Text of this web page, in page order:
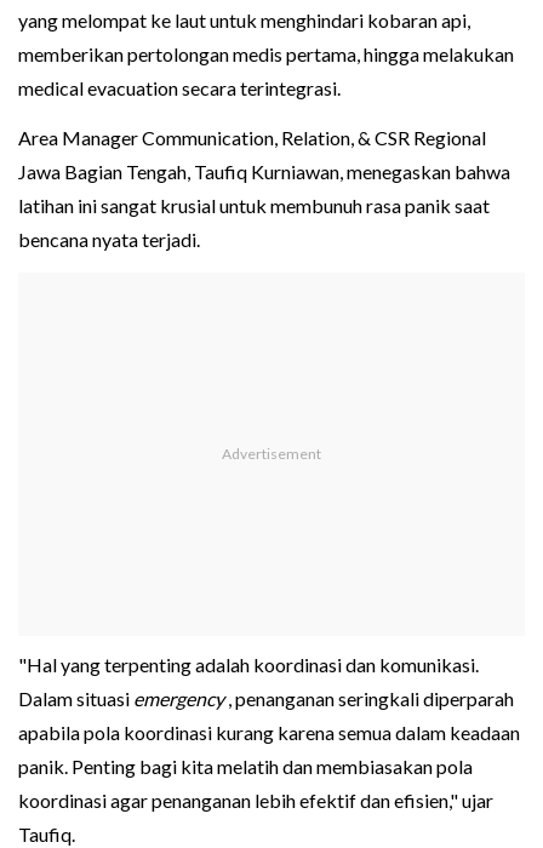
yang melompat ke laut untuk menghindari kobaran api,
memberikan pertolongan medis pertama, hingga melakukan
medical evacuation secara terintegrasi.
Area Manager Communication, Relation, & CSR Regional
Jawa Bagian Tengah, Taufiq Kurniawan, menegaskan bahwa
latihan ini sangat krusial untuk membunuh rasa panik saat
bencana nyata terjadi.
"Hal yang terpenting adalah koordinasi dan komunikasi.
Dalam situasi emergency, penanganan seringkali diperparah
apabila pola koordinasi kurang karena semua dalam keadaan
panik. Penting bagi kita melatih dan membiasakan pola
koordinasi agar penanganan lebih efektif dan efisien," ujar
Taufiq.